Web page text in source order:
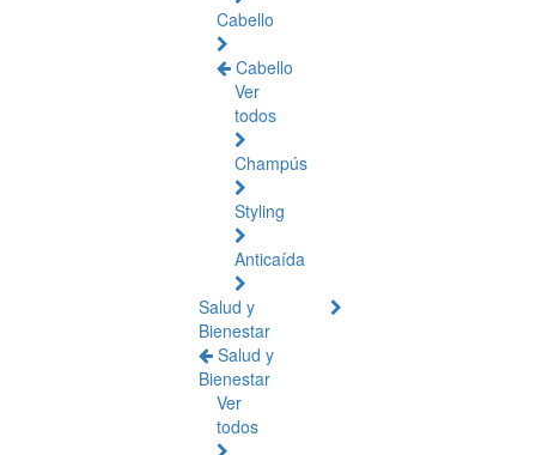
Cabello
Cabello
Ver
todos
Champús
Styling
Anticaída
Salud y
Bienestar
Salud y
Bienestar
Ver
todos